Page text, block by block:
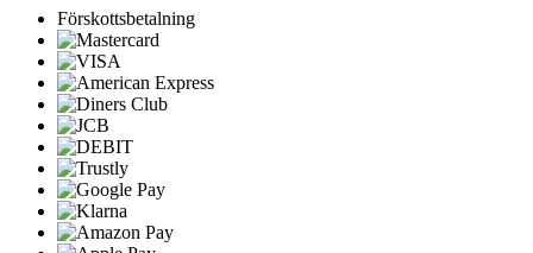
Förskottsbetalning